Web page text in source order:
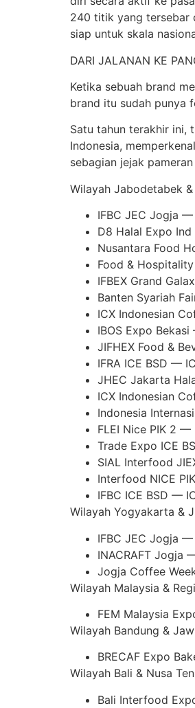
240 titik yang tersebar
siap untuk skala
DARI JALANAN KE
Ketika sebuah brand
brand itu sudah punya
Satu tahun terakhir ini,
Indonesia,
sebagian jejak
Wilayah Jabodetabek
IFBC JEC Jogja
D8 Halal Expo
Nusantara Food
Food &
IFBEX Grand
Banten Syariah
ICX Indonesian
IBOS Expo
JIFHEX Food &
IFRA ICE BSD —
JHEC Jakarta
ICX Indonesian
Indonesia
FLEI Nice PIK 2 —
Trade Expo ICE
SIAL Interfood
Interfood NICE
IFBC ICE BSD —
Wilayah Yogyakarta &
IFBC JEC Jogja
INACRAFT Jogja
Jogja Coffee
Wilayah Malaysia &
FEM Malaysia
Wilayah Bandung &
BRECAF Expo
Wilayah Bali & Nusa
Bali Interfood